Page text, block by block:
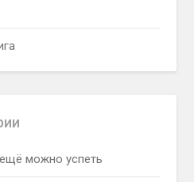
можно успеть